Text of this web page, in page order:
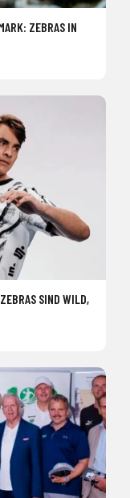
ZEBRAS IN
SIND WILD,